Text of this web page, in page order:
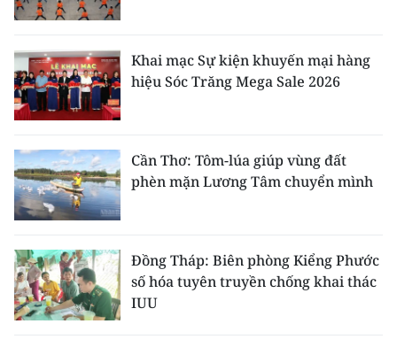
Khai mạc Sự kiện khuyến mại hàng
hiệu Sóc Trăng Mega Sale 2026
Cần Thơ: Tôm-lúa giúp vùng đất
phèn mặn Lương Tâm chuyển mình
Đồng Tháp: Biên phòng Kiểng Phước
số hóa tuyên truyền chống khai thác
IUU